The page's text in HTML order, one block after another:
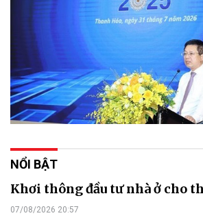
NỔI BẬT
Khơi thông đầu tư nhà ở cho
07/08/2026 20:57